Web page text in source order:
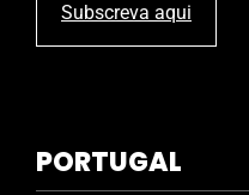
Subscreva aqui
PORTUGAL